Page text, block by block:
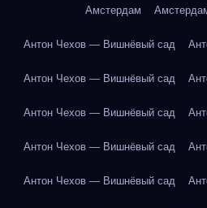
Амстердам
Антон Чехов — Вишнёвый сад
Антон Чехов — Вишнёвый сад
Антон Чехов — Вишнёвый сад
Антон Чехов — Вишнёвый сад
Антон Чехов — Вишнёвый сад